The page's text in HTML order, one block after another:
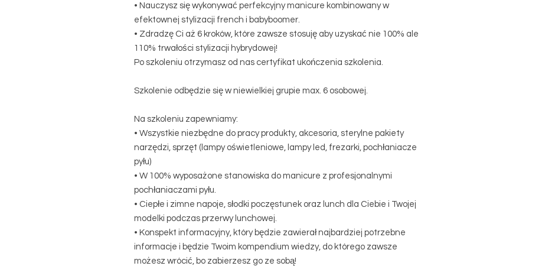
• Nauczysz się wykonywać perfekcyjny manicure kombinowany w
efektownej stylizacji french i babyboomer.
• Zdradzę Ci aż 6 kroków, które zawsze stosuję aby uzyskać nie 100% ale
110% trwałości stylizacji hybrydowej!
Po szkoleniu otrzymasz od nas certyfikat ukończenia szkolenia.
Szkolenie odbędzie się w niewielkiej grupie max. 6 osobowej.
Na szkoleniu zapewniamy:
• Wszystkie niezbędne do pracy produkty, akcesoria, sterylne pakiety
narzędzi, sprzęt (lampy oświetleniowe, lampy led, frezarki, pochłaniacze
pyłu)
• W 100% wyposażone stanowiska do manicure z profesjonalnymi
pochłaniaczami pyłu.
• Ciepłe i zimne napoje, słodki poczęstunek oraz lunch dla Ciebie i Twojej
modelki podczas przerwy lunchowej.
• Konspekt informacyjny, który będzie zawierał najbardziej potrzebne
informacje i będzie Twoim kompendium wiedzy, do którego zawsze
możesz wrócić, bo zabierzesz go ze sobą!